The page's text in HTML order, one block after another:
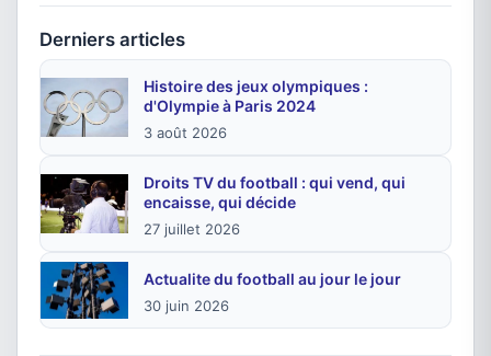
Derniers articles
Histoire des jeux olympiques :
d'Olympie à Paris 2024
3 août 2026
Droits TV du football : qui vend, qui
encaisse, qui décide
27 juillet 2026
Actualite du football au jour le jour
30 juin 2026